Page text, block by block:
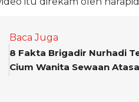
Baca Juga
8 Fakta Brigadir Nurhadi
Cium Wanita Sewaan